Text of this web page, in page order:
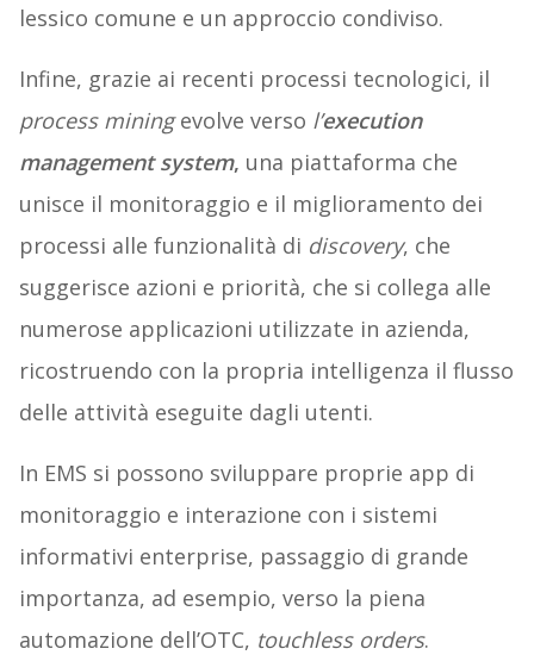
lessico comune e un approccio condiviso.
Infine, grazie ai recenti processi tecnologici, il
process miningevolve verso l’execution
management system, una piattaforma che
unisce il monitoraggio e il miglioramento dei
processi alle funzionalità di discovery, che
suggerisce azioni e priorità, che si collega alle
numerose applicazioni utilizzate in azienda,
ricostruendo con la propria intelligenza il flusso
delle attività eseguite dagli utenti.
In EMS si possono sviluppare proprie app di
monitoraggio e interazione con i sistemi
informativi enterprise, passaggio di grande
importanza, ad esempio, verso la piena
automazione dell’OTC, touchless orders.